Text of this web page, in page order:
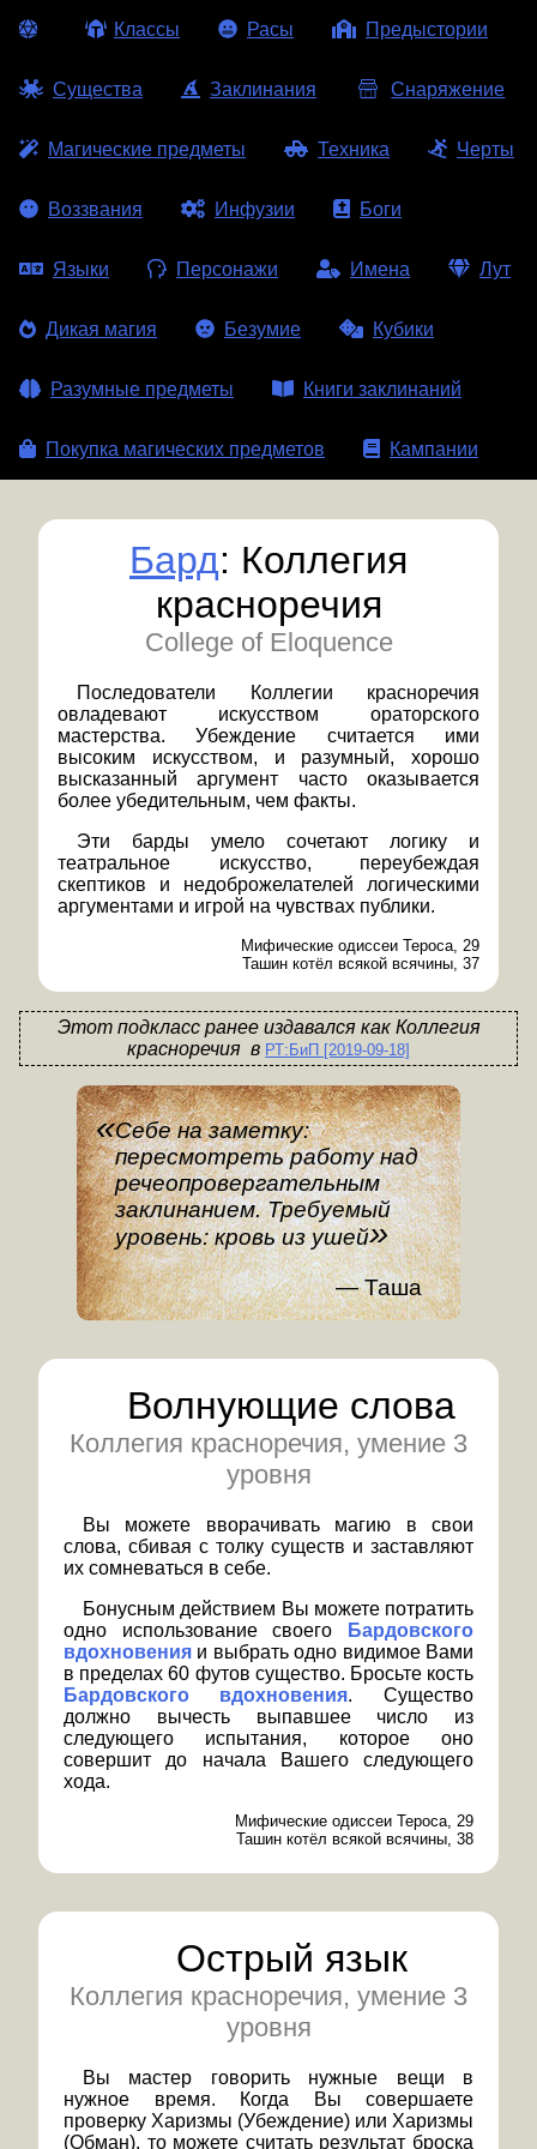
Классы Расы Предыстории
Существа Заклинания Снаряжение
Магические предметы Техника Черты
Воззвания Инфузии Боги
Языки Персонажи Имена Лут
Дикая магия Безумие Кубики
Разумные предметы Книги заклинаний
Покупка магических предметов Кампании
Бард: Коллегия
красноречия
College of Eloquence
Последователи Коллегии красноречия
овладевают искусством ораторского
мастерства. Убеждение считается ими
высоким искусством, и разумный, хорошо
высказанный аргумент часто оказывается
более убедительным, чем факты.
Эти барды умело сочетают логику и
театральное искусство, переубеждая
скептиков и недоброжелателей логическими
аргументами и игрой на чувствах публики.
Мифические одиссеи Тероса, 29
Ташин котёл всякой всячины, 37
Этот подкласс ранее издавалсякак Коллегия
красноречия в РТ:БиП [2019-09-18]
Себе на заметку:
пересмотреть работу над
речеопровергательным
заклинанием. Требуемый
уровень: кровь из ушей
Таша
Волнующие слова
Коллегия красноречия, умение 3
уровня
Вы можете вворачивать магию в свои
слова, сбивая с толку существ и заставляют
их сомневаться в себе.
Бонусным действием Вы можете потратить
одно использование своего
Бардовского
вдохновения и выбрать одно видимое Вами
в пределах 60 футов существо. Бросьте кость
Бардовского вдохновения. Существо
должно вычесть выпавшее число из
следующего испытания, которое оно
совершит до начала Вашего следующего
хода.
Мифические одиссеи Тероса, 29
Ташин котёл всякой всячины, 38
Острый язык
Коллегия красноречия, умение 3
уровня
Вы мастер говорить нужные вещи в
нужное время. Когда Вы совершаете
проверку Харизмы (Убеждение) или Харизмы
(Обман), то можете считать результат броска